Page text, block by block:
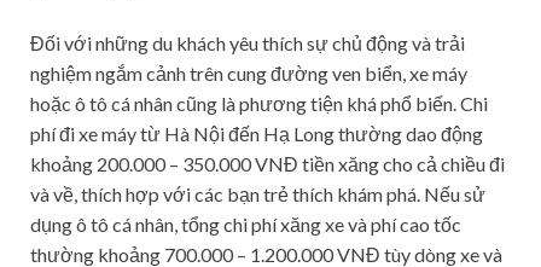
Đối với những du khách yêu thích sự chủ động và trải
nghiệm ngắm cảnh trên cung đường ven biển, xe máy
hoặc ô tô cá nhân cũng là phương tiện khá phổ biến. Chi
phí đi xe máy từ Hà Nội đến Hạ Long thường dao động
khoảng 200.000 – 350.000 VNĐ tiền xăng cho cả chiều đi
và về, thích hợp với các bạn trẻ thích khám phá. Nếu sử
dụng ô tô cá nhân, tổng chi phí xăng xe và phí cao tốc
thường khoảng 700.000 – 1.200.000 VNĐ tùy dòng xe và